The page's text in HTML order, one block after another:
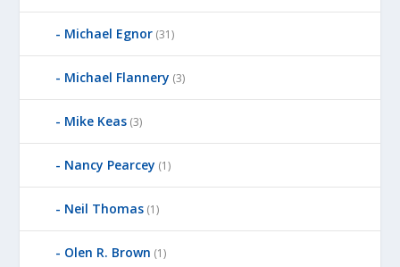
Michael Egnor (31)
Michael Flannery (3)
Mike Keas (3)
Nancy Pearcey (1)
Neil Thomas (1)
Olen R. Brown (1)